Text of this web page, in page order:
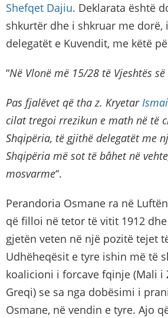
Shefqet Dajiu. Deklarata është
shkurtër dhe i shkruar me dorë,
delegatët e Kuvendit, me këtë
“Në Vlonë më 15/28 të Vjeshtës
Pas fjalëvet që tha z. Kryetar
cilat tregoi rrezikun e math në të
Shqipëria, të gjithë delegatët me
Shqipëria më sot të bâhet në
mosvarme“.
Perandoria Osmane ra në
që filloi në tetor të vitit 1912
gjetën veten në një pozitë tejet
Udhëheqësit e tyre ishin më të
koalicioni i forcave fqinje (Mali i
Greqi) se sa nga dobësimi i
Osmane, në vendin e tyre. Ajo